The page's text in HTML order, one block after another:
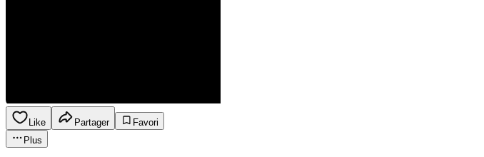
Like Partager
Favori
Plus